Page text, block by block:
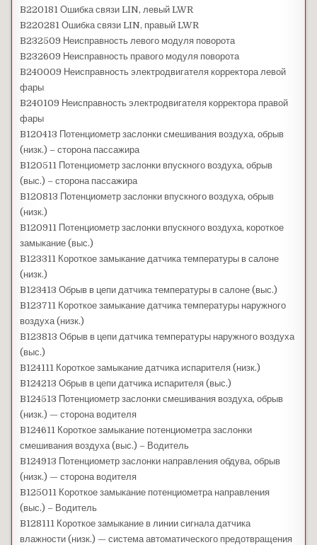
B220181 Ошибка связи LIN, левый LWR
B220281 Ошибка связи LIN, правый LWR
B232509 Неисправность левого модуля поворота
B232609 Неисправность правого модуля поворота
B240009 Неисправность электродвигателя корректора левой
фары
B240109 Неисправность электродвигателя корректора правой
фары
B120413 Потенциометр заслонки смешивания воздуха, обрыв
(низк.) – сторона пассажира
B120511 Потенциометр заслонки впускного воздуха, обрыв
(выс.) – сторона пассажира
B120813 Потенциометр заслонки впускного воздуха, обрыв
(низк.)
B120911 Потенциометр заслонки впускного воздуха, короткое
замыкание (выс.)
B123311 Короткое замыкание датчика температуры в салоне
(низк.)
B123413 Обрыв в цепи датчика температуры в салоне (выс.)
B123711 Короткое замыкание датчика температуры наружного
воздуха (низк.)
B123813 Обрыв в цепи датчика температуры наружного воздуха
(выс.)
B124111 Короткое замыкание датчика испарителя (низк.)
B124213 Обрыв в цепи датчика испарителя (выс.)
B124513 Потенциометр заслонки смешивания воздуха, обрыв
(низк.) — сторона водителя
B124611 Короткое замыкание потенциометра заслонки
смешивания воздуха (выс.) – Водитель
B124913 Потенциометр заслонки направления обдува, обрыв
(низк.) — сторона водителя
B125011 Короткое замыкание потенциометра направления
(выс.) – Водитель
B128111 Короткое замыкание в линии сигнала датчика
влажности (низк.) — система автоматического предотвращения